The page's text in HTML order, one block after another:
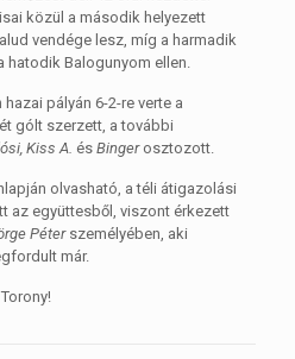
közül a második helyezett
vendége lesz, míg a harmadik
Balogunyom ellen.
pályán 6-2-re verte a
gólt szerzett, a további
Kiss A. és Bingerosztozott.
olvasható, a téli átigazolási
az együttesből, viszont érkezett
Péterszemélyében, aki
már.